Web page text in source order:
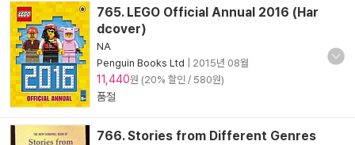
765. LEGO Official Annual 2016 (Har
dcover)
NA
Penguin Books Ltd
2015년 08월
11,440원 (20% 할인 / 580원)
품절
766. Stories from Different Genres